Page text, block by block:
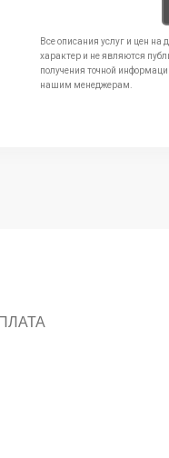
Все описания услуг и цен
характер и не являются
получения точной
нашим менеджерам.